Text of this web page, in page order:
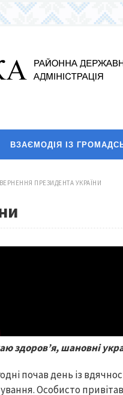
ВЗАЄМОДІЯ ІЗ
ПРЕЗИДЕНТА УКРАЇНИ
здоров’я, шановні
почав день із
Особисто